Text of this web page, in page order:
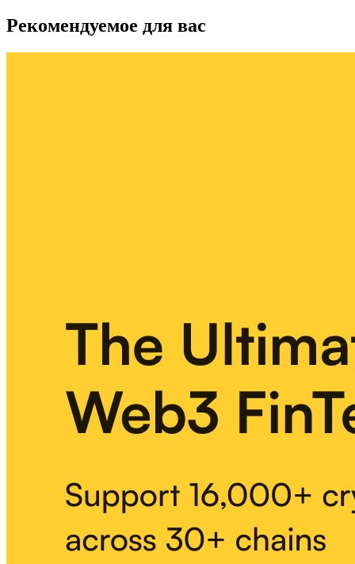
Рекомендуемое для вас